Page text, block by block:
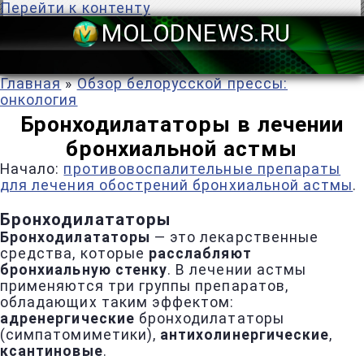
Перейти к контенту
Главная » Обзор белорусской прессы:
онкология
Бронходилататоры в лечении
бронхиальной астмы
Начало: противовоспалительные препараты
для лечения обострений бронхиальной астмы.
Бронходилататоры
Бронходилататоры — это лекарственные
средства, которые расслабляют
бронхиальную стенку. В лечении астмы
применяются три группы препаратов,
обладающих таким эффектом:
адренергические бронходилататоры
(симпатомиметики), антихолинергические,
ксантиновые.